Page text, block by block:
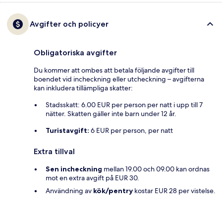
Avgifter och policyer
Obligatoriska avgifter
Du kommer att ombes att betala följande avgifter till
boendet vid incheckning eller utcheckning – avgifterna
kan inkludera tillämpliga skatter:
Stadsskatt: 6.00 EUR per person per natt i upp till 7
nätter. Skatten gäller inte barn under 12 år.
Turistavgift: 6 EUR per person, per natt
Extra tillval
Sen incheckning mellan 19.00 och 09.00 kan ordnas
mot en extra avgift på EUR 30.
Användning av kök/pentry kostar EUR 28 per vistelse.